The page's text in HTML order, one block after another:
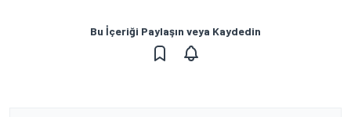
Bu İçeriği Paylaşın veya Kaydedin